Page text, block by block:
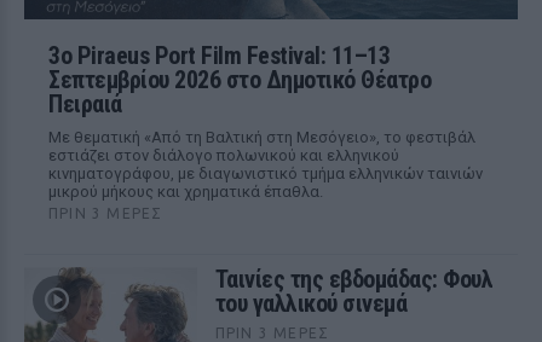
3ο Piraeus Port Film Festival: 11–13
Σεπτεμβρίου 2026 στο Δημοτικό Θέατρο
Πειραιά
Με θεματική «Από τη Βαλτική στη Μεσόγειο», το φεστιβάλ
εστιάζει στον διάλογο πολωνικού και ελληνικού
κινηματογράφου, με διαγωνιστικό τμήμα ελληνικών ταινιών
μικρού μήκους και χρηματικά έπαθλα.
ΠΡΙΝ 3 ΜΈΡΕΣ
Ταινίες της εβδομάδας: Φουλ
του γαλλικού σινεμά
ΠΡΙΝ 3 ΜΈΡΕΣ